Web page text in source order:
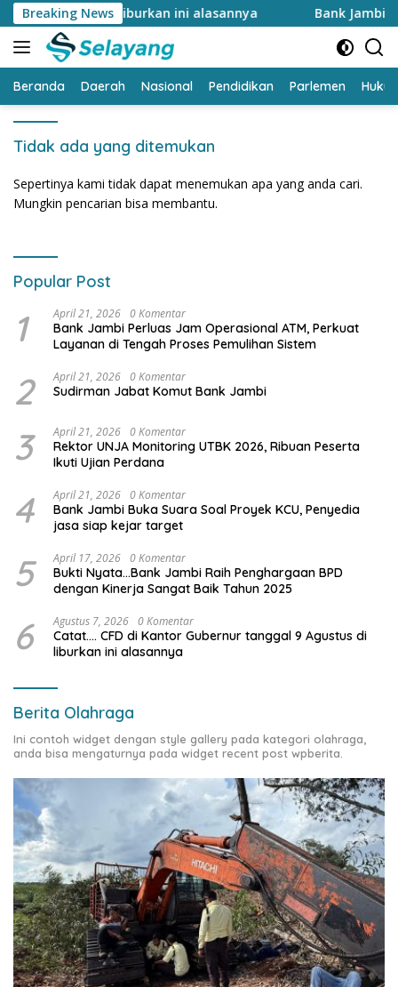
Langsung
ke
konten
Breaking News
Agustus di liburkan ini alasannya Bank Jambi
Beranda Daerah Nasional Pendidikan Parlemen
Tidak ada yang ditemukan
Sepertinya kami tidak dapat menemukan apa yang anda cari.
Mungkin pencarian bisa membantu.
Popular Post
1 April 21, 2026 0 Komentar
Bank Jambi Perluas Jam Operasional ATM, Perkuat
Layanan di Tengah Proses Pemulihan Sistem
2 April 21, 2026 0 Komentar
Sudirman Jabat Komut Bank Jambi
3 April 21, 2026 0 Komentar
Rektor UNJA Monitoring UTBK 2026, Ribuan Peserta
Ikuti Ujian Perdana
4 April 21, 2026 0 Komentar
Bank Jambi Buka Suara Soal Proyek KCU, Penyedia
jasa siap kejar target
5 April 17, 2026 0 Komentar
Bukti Nyata…Bank Jambi Raih Penghargaan BPD
dengan Kinerja Sangat Baik Tahun 2025
6 Agustus 7, 2026 0 Komentar
Catat…. CFD di Kantor Gubernur tanggal 9 Agustus di
liburkan ini alasannya
Berita Olahraga
Ini contoh widget dengan style gallery pada kategori olahraga,
anda bisa mengaturnya pada widget recent post wpberita.